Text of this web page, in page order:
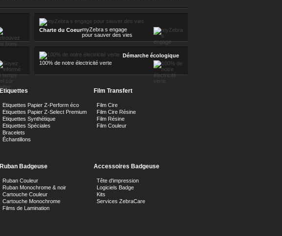
Charte du CoeurmyZebra s engage
pour sauver des vies
Démarche écologique
100% de notre électricité verte
Etiquettes
Etiquettes Papier Z-Perform éco
Etiquettes Papier Z-Select Premium
Etiquettes Synthétique
Etiquettes Spéciales
Bracelets
Échantillons
Film Transfert
Film Cire
Film Cire Résine
Film Résine
Film Couleur
Ruban Badgeuse
Ruban Couleur
Ruban Monochrome & noir
Cartouche Couleur
Cartouche Monochrome
Films de Lamination
Accessoires Badgeuse
Tête d'impression
Logiciels Badge
Kits
Services ZebraCare